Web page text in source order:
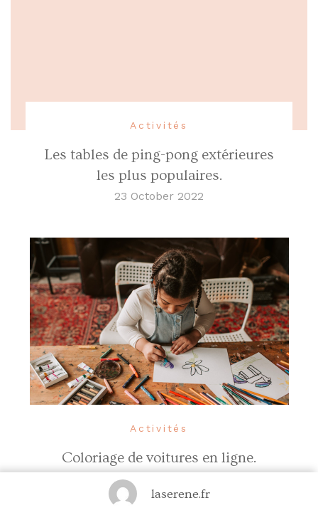
laserene.fr
Activités
Les tables de ping-pong extérieures
les plus populaires.
23 October 2022
Activités
Coloriage de voitures en ligne.
11 October 2022